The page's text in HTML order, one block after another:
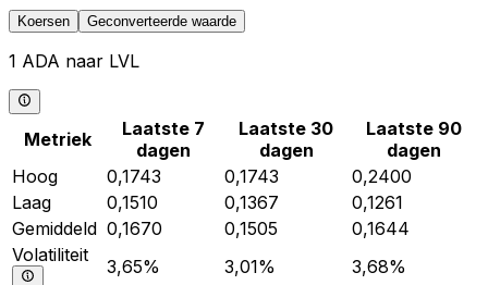
Koersen Geconverteerde waarde
1 ADA naar LVL
Metriek
Laatste 7
dagen
Laatste 30
dagen
Laatste 90
dagen
Hoog
0,1743 0,1743
0,2400
Laag
0,1510 0,1367
0,1261
Gemiddeld 0,1670 0,1505
0,1644
Volatiliteit
3,65% 3,01% 3,68%